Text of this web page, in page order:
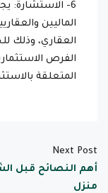
6- الاستشارة:
الماليين
العقاري، وذلك
الفرص
المتعلقة
Next Post
أهم النصائح قبل
منزل